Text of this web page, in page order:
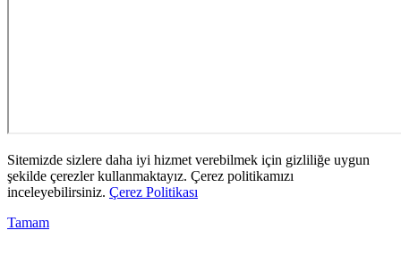
Sitemizde sizlere daha iyi hizmet verebilmek için gizliliğe uygun
şekilde çerezler kullanmaktayız. Çerez politikamızı
inceleyebilirsiniz. Çerez Politikası
Tamam